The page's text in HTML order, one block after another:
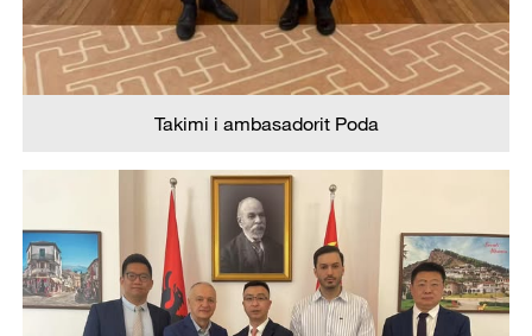
Takimi i ambasadorit Poda